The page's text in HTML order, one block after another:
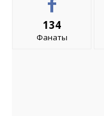
134
Фанаты